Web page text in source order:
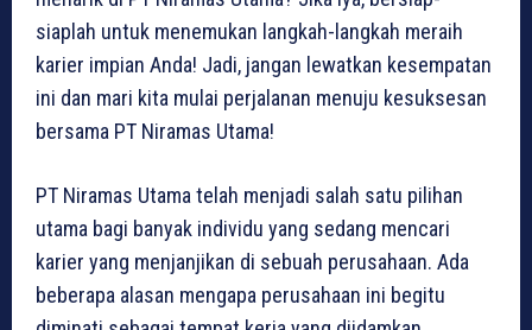
siaplah untuk menemukan langkah-langkah meraih
karier impian Anda! Jadi, jangan lewatkan kesempatan
ini dan mari kita mulai perjalanan menuju kesuksesan
bersama PT Niramas Utama!
PT Niramas Utama telah menjadi salah satu pilihan
utama bagi banyak individu yang sedang mencari
karier yang menjanjikan di sebuah perusahaan. Ada
beberapa alasan mengapa perusahaan ini begitu